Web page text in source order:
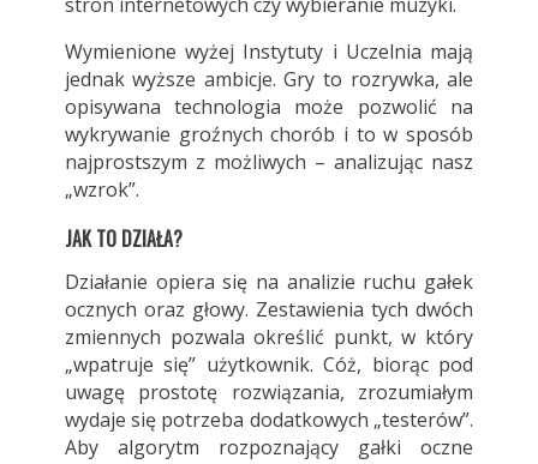
Wymienione wyżej Instytuty i Uczelnia mają
jednak wyższe ambicje. Gry to rozrywka, ale
opisywana technologia może pozwolić na
wykrywanie groźnych chorób i to w sposób
najprostszym z możliwych – analizując nasz
„wzrok”.
JAK TO DZIAŁA?
Działanie opiera się na analizie ruchu gałek
ocznych oraz głowy. Zestawienia tych dwóch
zmiennych pozwala określić punkt, w który
„wpatruje się” użytkownik. Cóż, biorąc pod
uwagę prostotę rozwiązania, zrozumiałym
wydaje się potrzeba dodatkowych „testerów”.
Aby algorytm rozpoznający gałki oczne